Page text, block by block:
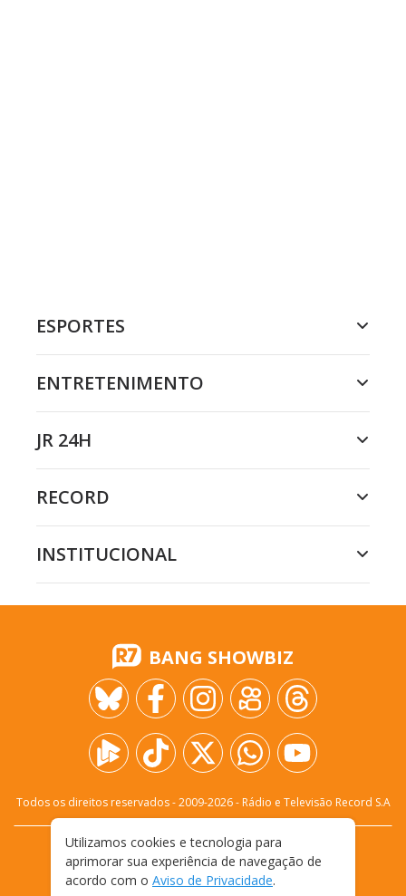
ESPORTES
ENTRETENIMENTO
JR 24H
RECORD
INSTITUCIONAL
BANG SHOWBIZ
Todos os direitos reservados - 2009-2026- Rádio e Televisão Record S.A
FALE CONOSCO
PRIVACIDADE
TERMOS E CONDIÇÕES DE USO
Utilizamos cookies e tecnologia para
aprimorar sua experiência de navegação de
acordo com o Aviso de Privacidade.